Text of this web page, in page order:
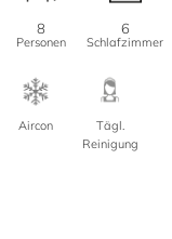
8
Personen
6
Schlafzimmer
Aircon
Tägl.
Reinigung